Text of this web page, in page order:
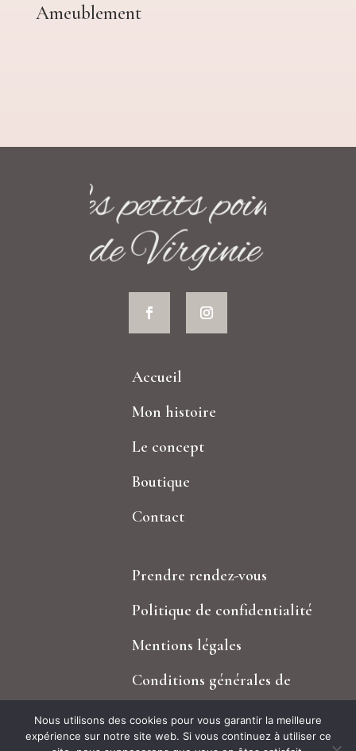
Ameublement
Accueil
Mon histoire
Le concept
Boutique
Contact
Prendre rendez-vous
Politique de confidentialité
Mentions légales
Conditions générales de
Nous utilisons des cookies pour vous garantir la meilleure
expérience sur notre site web. Si vous continuez à utiliser ce